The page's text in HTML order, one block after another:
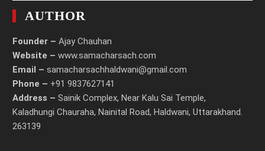
AUTHOR
Founder – Ajay Chauhan
Website – www.samacharsach.com
Email – samacharsachhaldwani@gmail.com
Phone – +91 9837627141
Address – Sainik Complex, Near Kalu Sai Temple,
Kaladhungi Chauraha, Nainital Road, Haldwani, Uttarakhand.
263139